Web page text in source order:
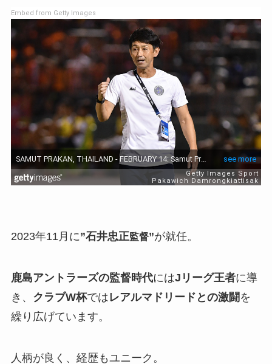
Embed from Getty Images
2023年11月に”石井忠正監督”が就任。
鹿島アントラーズの監督時代にはJリーグ王者に導
き、 クラブW杯ではレアルマドリードとの激闘 を
繰り広げています。
人柄が良く、経歴もユニーク。